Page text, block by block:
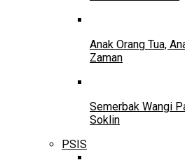
Anak Orang Tua,
Zaman
Semerbak Wangi
Soklin
PSIS